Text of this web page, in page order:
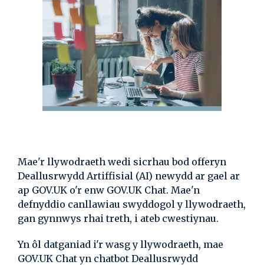
Mae'r llywodraeth wedi sicrhau bod offeryn
Deallusrwydd Artiffisial (AI) newydd ar gael ar
ap GOV.UK o'r enw GOV.UK Chat. Mae'n
defnyddio canllawiau swyddogol y llywodraeth,
gan gynnwys rhai treth, i ateb cwestiynau.
Yn ôl datganiad i'r wasg y llywodraeth, mae
GOV.UK Chat yn chatbot Deallusrwydd